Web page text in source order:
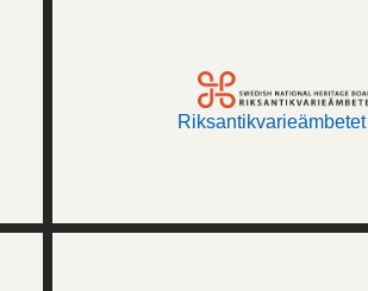
Riksantikvarieämbetet